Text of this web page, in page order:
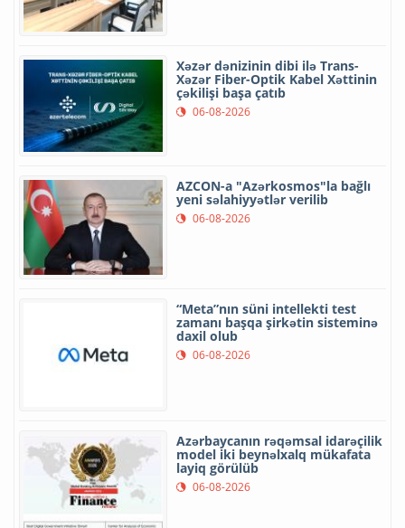
Xəzər dənizinin dibi ilə Trans-
Xəzər Fiber-Optik Kabel Xəttinin
çəkilişi başa çatıb
06-08-2026
AZCON-a "Azərkosmos"la bağlı
yeni səlahiyyətlər verilib
06-08-2026
“Meta”nın süni intellekti test
zamanı başqa şirkətin sisteminə
daxil olub
06-08-2026
Azərbaycanın rəqəmsal idarəçilik
model iki beynəlxalq mükafata
layiq görülüb
06-08-2026